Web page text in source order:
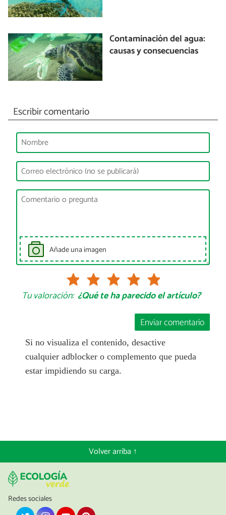
Contaminación del agua:
causas y consecuencias
Escribir comentario
Añade una imagen
Tu valoración: ¿Qué te ha parecido el artículo?
Enviar comentario
Si no visualiza el contenido, desactive
cualquier adblocker o complemento que pueda
estar impidiendo su carga.
Volver arriba ↑
Redes sociales